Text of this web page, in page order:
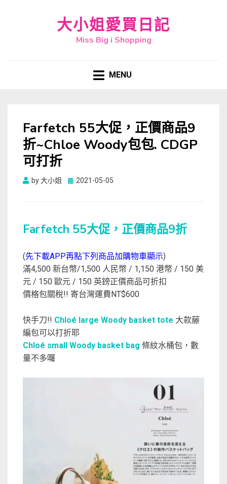
大小姐愛買日記
Miss Big i Shopping
MENU
Farfetch 55大促，正價商品9
折~Chloe Woody包包. CDGP
可打折
by大小姐
Posted
2021-05-05
Farfetch 55大促，正價商品9折
(先下載APP再點下列商品加購物車顯示)
滿4,500 新台幣/1,500 人民幣 / 1,150 港幣 / 150 美
元 / 150 歐元 / 150 英鎊正價商品可折扣
價格包關稅!! 寄台灣運費NT$600
快手刀!! Chloé large Woody basket tote 大款藤
編包可以打折耶
Chloé small Woody basket bag 條紋水桶包，數
量不多囉